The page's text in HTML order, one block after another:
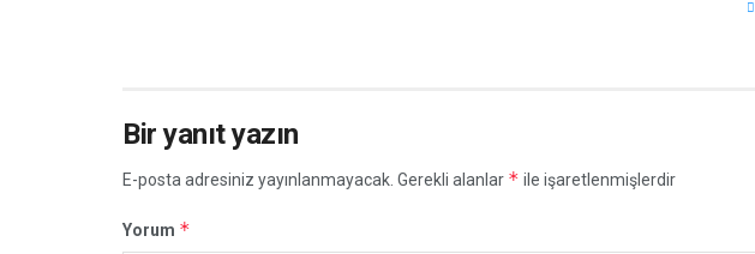
Bir yanıt yazın
E-posta adresiniz yayınlanmayacak. Gerekli alanlar * ile işaretlenmişlerdir
Yorum *